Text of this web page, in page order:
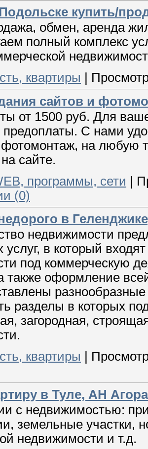
купить/
обмен, аренда
полный комплекс
квартиры
сайтов и
от 1500 руб. Для
предоплаты. С нами
фотомонтаж, на любую
сайте.
программы, сети |
(0)
в
недвижимости
услуг, в который
под коммерческую
также оформление
разделы в которых
загородная,
квартиры
в Туле, АН Агора
с недвижимостью:
земельные участки,
недвижимости и т.д.